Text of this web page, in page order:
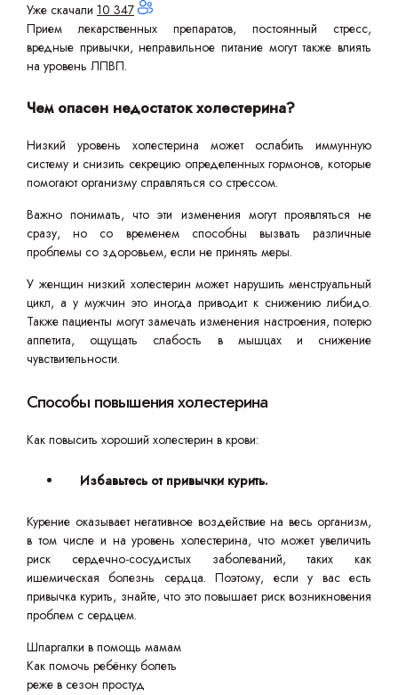
Уже скачали 10 347
Прием лекарственных препаратов, постоянный стресс,
вредные привычки, неправильное питание могут также влиять
на уровень ЛПВП.
Чем опасен недостаток холестерина?
Низкий уровень холестерина может ослабить иммунную
систему и снизить секрецию определенных гормонов, которые
помогают организму справляться со стрессом.
Важно понимать, что эти изменения могут проявляться не
сразу, но со временем способны вызвать различные
проблемы со здоровьем, если не принять меры.
У женщин низкий холестерин может нарушить менструальный
цикл, а у мужчин это иногда приводит к снижению либидо.
Также пациенты могут замечать изменения настроения, потерю
аппетита, ощущать слабость в мышцах и снижение
чувствительности.
Способы повышения холестерина
Как повысить хороший холестерин в крови:
Избавьтесь от привычки курить.
Курение оказывает негативное воздействие на весь организм,
в том числе и на уровень холестерина, что может увеличить
риск сердечно-сосудистых заболеваний, таких как
ишемическая болезнь сердца. Поэтому, если у вас есть
привычка курить, знайте, что это повышает риск возникновения
проблем с сердцем.
Шпаргалки в помощь мамам
Как помочь ребёнку болеть
реже в сезон простуд